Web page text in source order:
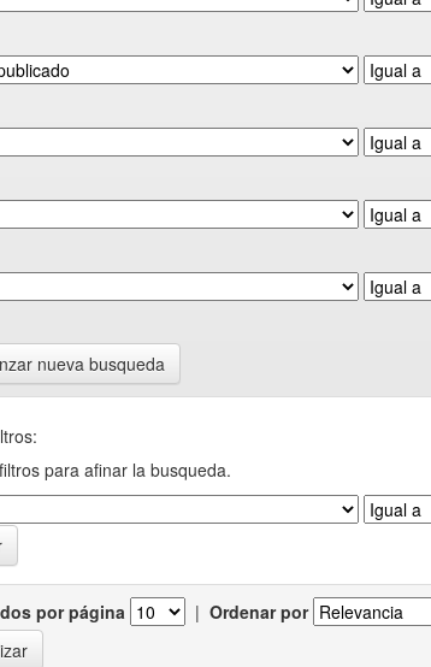
nueva busqueda
para afinar la busqueda.
por página | Ordenar por